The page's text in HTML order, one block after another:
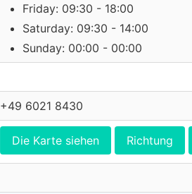
Friday: 09:30 - 18:00
Saturday: 09:30 - 14:00
Sunday: 00:00 - 00:00
+49 6021 8430
Die Karte siehen Richtung